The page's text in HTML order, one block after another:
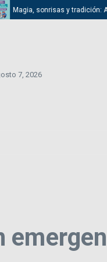
sonrisas y tradición:
7, 2026